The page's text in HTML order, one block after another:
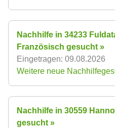
Nachhilfe in 34233
Französisch gesucht »
Eingetragen: 09.08.2026
Weitere neue
Nachhilfe in 30559
gesucht »